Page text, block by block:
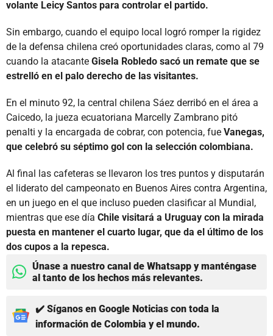
volante Leicy Santos para controlar el partido.
Sin embargo, cuando el equipo local logró romper la rigidez
de la defensa chilena creó oportunidades claras, como al 79
cuando la atacante Gisela Robledo sacó un remate que se
estrelló en el palo derecho de las visitantes.
En el minuto 92, la central chilena Sáez derribó en el área a
Caicedo, la jueza ecuatoriana Marcelly Zambrano pitó
penalti y la encargada de cobrar, con potencia, fue Vanegas,
que celebró su séptimo gol con la selección colombiana.
Al final las cafeteras se llevaron los tres puntos y disputarán
el liderato del campeonato en Buenos Aires contra Argentina,
en un juego en el que incluso pueden clasificar al Mundial,
mientras que ese día Chile visitará a Uruguay con la mirada
puesta en mantener el cuarto lugar, que da el último de los
dos cupos a la repesca.
Únase a nuestro canal de Whatsapp y manténgase
al tanto de los hechos más relevantes.
✔️ Síganos en Google Noticias con toda la
información de Colombia y el mundo.